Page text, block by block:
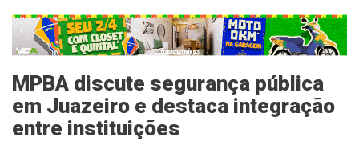
MPBA discute segurança pública
em Juazeiro e destaca integração
entre instituições